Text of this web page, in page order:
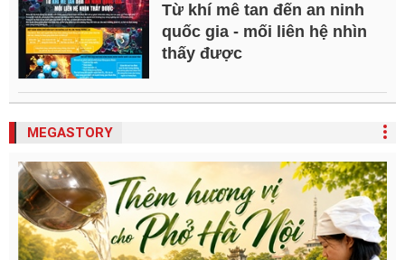
Từ khí mê tan đến an ninh
quốc gia - mối liên hệ nhìn
thấy được
MEGASTORY